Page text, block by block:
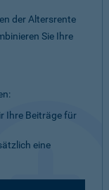
der Altersrente
Sie Ihre
Ihre Beiträge für
eine